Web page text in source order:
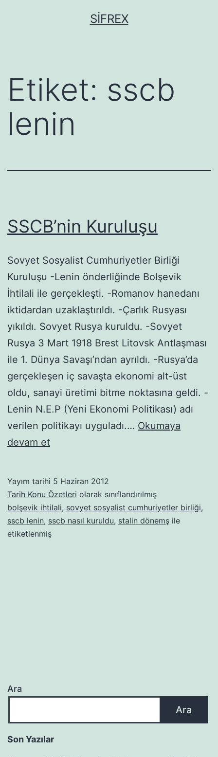
SIFREX
Etiket: sscb
lenin
SSCB’nin Kuruluşu
Sovyet Sosyalist Cumhuriyetler Birliği
Kuruluşu -Lenin önderliğinde Bolşevik
İhtilali ile gerçekleşti. -Romanov hanedanı
iktidardan uzaklaştırıldı. -Çarlık Rusyası
yıkıldı. Sovyet Rusya kuruldu. -Sovyet
Rusya 3 Mart 1918 Brest Litovsk Antlaşması
ile 1. Dünya Savaşı’ndan ayrıldı. -Rusya’da
gerçekleşen iç savaşta ekonomi alt-üst
oldu, sanayi üretimi bitme noktasına geldi. -
Lenin N.E.P (Yeni Ekonomi Politikası) adı
verilen politikayı uyguladı.… Okumaya
devam etSSCB’nin
Yayım tarihi 5 Haziran 2012
Tarih Konu Özetleri olarak sınıflandırılmış
bolşevik ihtilali, sovyet sosyalist cumhuriyetler birliği,
sscb lenin, sscb nasıl kuruldu, stalin dönemş ile
etiketlenmiş
Ara
Ara
Son Yazılar